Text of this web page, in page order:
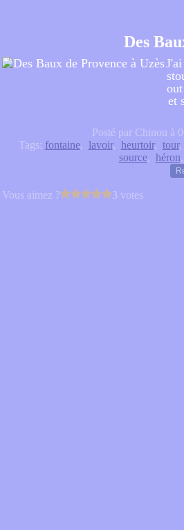
Des
et
Posté par Chinou à
Tags: fontaine, lavoir, heurtoir, tour,
source, héron,
Vous aimez ? 3 votes